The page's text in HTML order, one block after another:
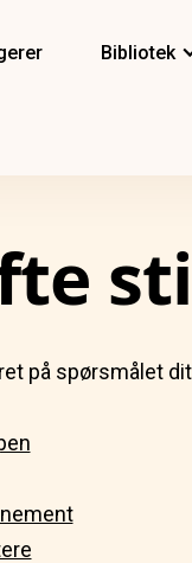
Bibliotek
på spørsmålet